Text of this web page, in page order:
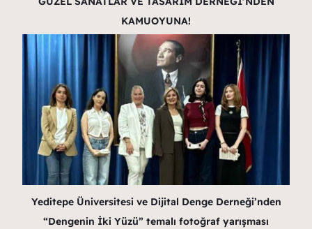
KAMUOYUNA!
Yeditepe Üniversitesi ve Dijital Denge Derneği’nden
“Dengenin İki Yüzü” temalı fotoğraf yarışması